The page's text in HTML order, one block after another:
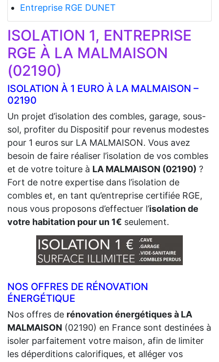
Entreprise RGE DUNET
ISOLATION 1, ENTREPRISE
RGE À LA MALMAISON
(02190)
ISOLATION À 1 EURO À LA MALMAISON –
02190
Un projet d’isolation des combles, garage, sous-
sol, profiter du Dispositif pour revenus modestes
pour 1 euros sur LA MALMAISON. Vous avez
besoin de faire réaliser l’isolation de vos combles
et de votre toiture à LA MALMAISON (02190) ?
Fort de notre expertise dans l’isolation de
combles et, en tant qu’entreprise certifiée RGE,
nous vous proposons d’effectuer l’isolation de
votre habitation pour un 1€ seulement.
NOS OFFRES DE RÉNOVATION
ÉNERGÉTIQUE
Nos offres de rénovation énergétiques à LA
MALMAISON (02190) en France sont destinées à
isoler parfaitement votre maison, afin de limiter
les déperditions calorifiques, et alléger vos